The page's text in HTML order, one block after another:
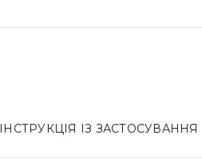
ІНСТРУКЦІЯ ІЗ ЗАСТОСУВАННЯ